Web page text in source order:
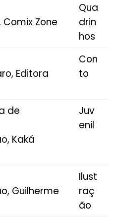
Zone
Qua
drin
hos
Editora
Con
to
de
Kaká
Juv
enil
Guilherme
Ilust
raç
ão